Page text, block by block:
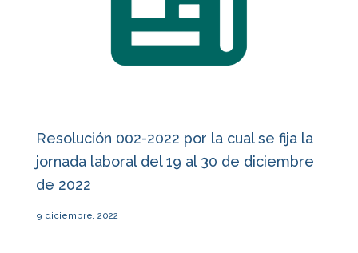
Resolución 002-2022 por la cual se fija la
jornada laboral del 19 al 30 de diciembre
de 2022
9 diciembre, 2022